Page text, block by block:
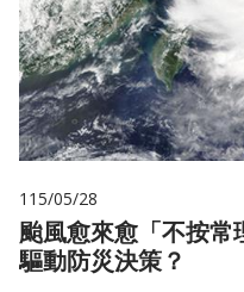
115/05/28
颱風愈來愈「不按常
驅動防災決策？